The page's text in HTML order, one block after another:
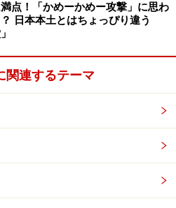
でもありますので、この時期
寒、雨対策をしておくことを
始まりに注意
点！「かめーかめー攻撃」に思わ
日本本土とはちょっぴり違う
関連するテーマ